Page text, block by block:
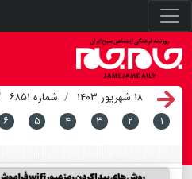
۱۸ شهریور ۱۴۰۳ شماره ۶۸۵۱
۱
۲ ۳ ۴ ۵ ۶